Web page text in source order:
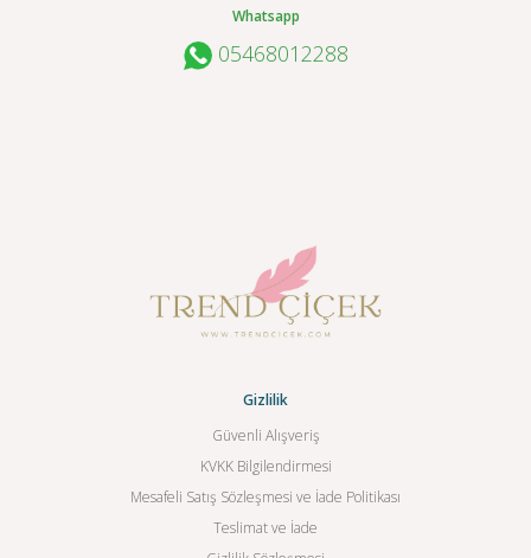
Whatsapp
05468012288
Gizlilik
Güvenli Alışveriş
KVKK Bilgilendirmesi
Mesafeli Satış Sözleşmesi ve İade Politikası
Teslimat ve İade